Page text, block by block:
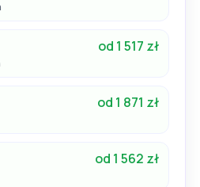
od 1 517 zł
od 1 871 zł
od 1 562 zł